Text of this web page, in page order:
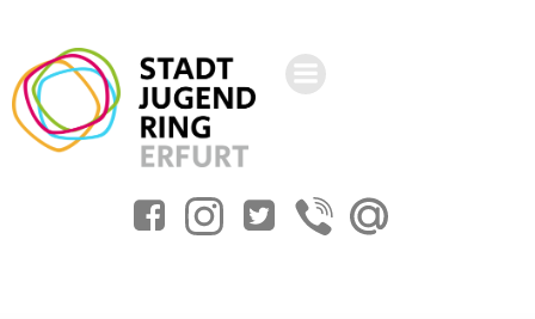
springen